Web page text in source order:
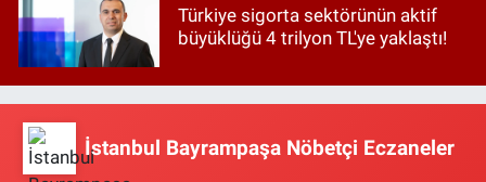
Türkiye sigorta sektörünün aktif
büyüklüğü 4 trilyon TL'ye yaklaştı!
İstanbul Bayrampaşa Nöbetçi Eczaneler